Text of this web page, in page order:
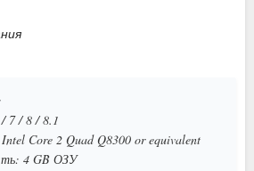
7 / 8 / 8.1
Core 2 Quad Q8300 or equivalent
4 GB ОЗУ